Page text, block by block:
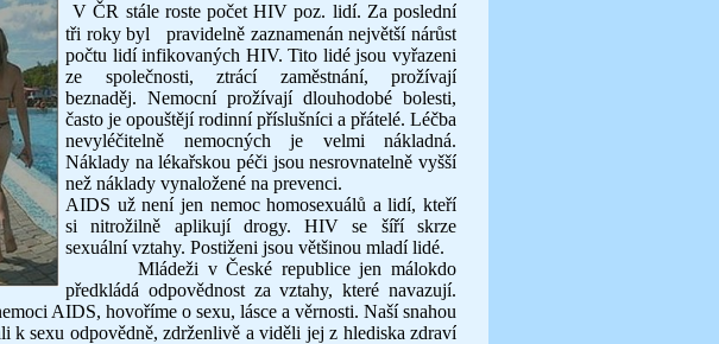
V ČR stále roste počet HIV poz. lidí. Za poslední
tři roky byl pravidelně zaznamenán největší nárůst
počtu lidí infikovaných HIV. Tito lidé jsou vyřazeni
ze společnosti, ztrácí zaměstnání, prožívají
beznaděj. Nemocní prožívají dlouhodobé bolesti,
často je opouštějí rodinní příslušníci a přátelé. Léčba
nevyléčitelně nemocných je velmi nákladná.
Náklady na lékařskou péči jsou nesrovnatelně vyšší
než náklady vynaložené na prevenci.
AIDS už není jen nemoc homosexuálů a lidí, kteří
si nitrožilně aplikují drogy. HIV se šíří skrze
sexuální vztahy. Postiženi jsou většinou mladí lidé.
Mládeži v České republice jen málokdo
předkládá odpovědnost za vztahy, které navazují.
AIDS, hovoříme o sexu, lásce a věrnosti. Naší snahou
k sexu odpovědně, zdrženlivě a viděli jej z hlediska zdraví